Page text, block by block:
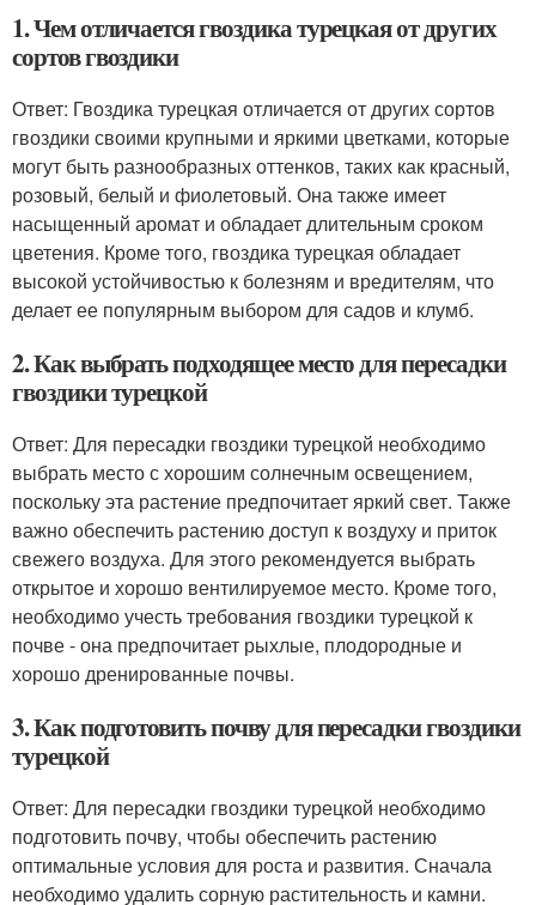
1. Чем отличается гвоздика турецкая от других
сортов гвоздики
Ответ: Гвоздика турецкая отличается от других сортов
гвоздики своими крупными и яркими цветками, которые
могут быть разнообразных оттенков, таких как красный,
розовый, белый и фиолетовый. Она также имеет
насыщенный аромат и обладает длительным сроком
цветения. Кроме того, гвоздика турецкая обладает
высокой устойчивостью к болезням и вредителям, что
делает ее популярным выбором для садов и клумб.
2. Как выбрать подходящее место для пересадки
гвоздики турецкой
Ответ: Для пересадки гвоздики турецкой необходимо
выбрать место с хорошим солнечным освещением,
поскольку эта растение предпочитает яркий свет. Также
важно обеспечить растению доступ к воздуху и приток
свежего воздуха. Для этого рекомендуется выбрать
открытое и хорошо вентилируемое место. Кроме того,
необходимо учесть требования гвоздики турецкой к
почве - она предпочитает рыхлые, плодородные и
хорошо дренированные почвы.
3. Как подготовить почву для пересадки гвоздики
турецкой
Ответ: Для пересадки гвоздики турецкой необходимо
подготовить почву, чтобы обеспечить растению
оптимальные условия для роста и развития. Сначала
необходимо удалить сорную растительность и камни.